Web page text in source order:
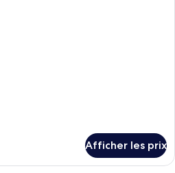
Afficher les prix